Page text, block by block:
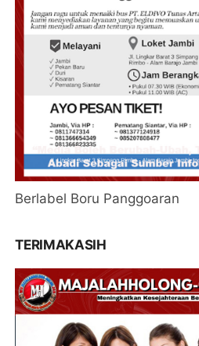
Berlabel Boru Panggoaran
TERIMAKASIH